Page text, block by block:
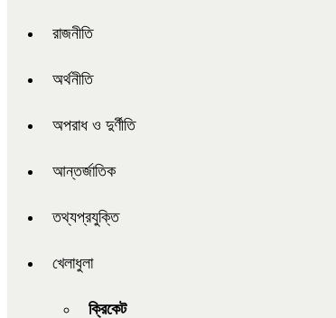
রাজনীতি
অর্থনীতি
অপরাধ ও দুর্ণীতি
আন্তর্জাতিক
তথ্যপ্রযুক্তি
খেলাধুলা
ক্রিকেট